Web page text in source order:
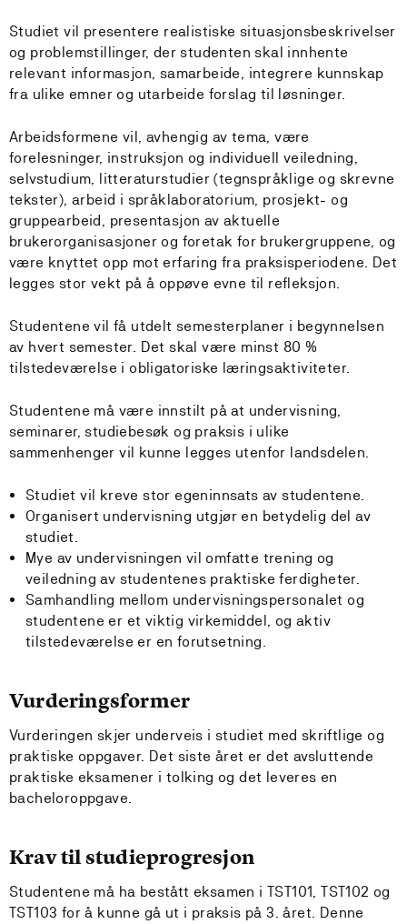
Studiet vil presentere realistiske situasjonsbeskrivelser
og problemstillinger, der studenten skal innhente
relevant informasjon, samarbeide, integrere kunnskap
fra ulike emner og utarbeide forslag til løsninger.
Arbeidsformene vil, avhengig av tema, være
forelesninger, instruksjon og individuell veiledning,
selvstudium, litteraturstudier (tegnspråklige og skrevne
tekster), arbeid i språklaboratorium, prosjekt- og
gruppearbeid, presentasjon av aktuelle
brukerorganisasjoner og foretak for brukergruppene, og
være knyttet opp mot erfaring fra praksisperiodene. Det
legges stor vekt på å oppøve evne til refleksjon.
Studentene vil få utdelt semesterplaner i begynnelsen
av hvert semester. Det skal være minst 80 %
tilstedeværelse i obligatoriske læringsaktiviteter.
Studentene må være innstilt på at undervisning,
seminarer, studiebesøk og praksis i ulike
sammenhenger vil kunne legges utenfor landsdelen.
Studiet vil kreve stor egeninnsats av studentene.
Organisert undervisning utgjør en betydelig del av
studiet.
Mye av undervisningen vil omfatte trening og
veiledning av studentenes praktiske ferdigheter.
Samhandling mellom undervisningspersonalet og
studentene er et viktig virkemiddel, og aktiv
tilstedeværelse er en forutsetning.
Vurderingsformer
Vurderingen skjer underveis i studiet med skriftlige og
praktiske oppgaver. Det siste året er det avsluttende
praktiske eksamener i tolking og det leveres en
bacheloroppgave.
Krav til studieprogresjon
Studentene må ha bestått eksamen i TST101, TST102 og
TST103 for å kunne gå ut i praksis på 3. året. Denne